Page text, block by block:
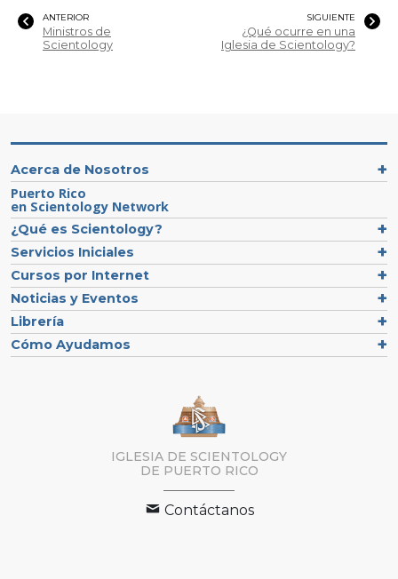
ANTERIOR
Ministros de
Scientology
SIGUIENTE
¿Qué ocurre en una
Iglesia de Scientology?
Acerca de Nosotros
Puerto Rico
en Scientology Network
¿Qué es Scientology?
Servicios Iniciales
Cursos por Internet
Noticias y Eventos
Librería
Cómo Ayudamos
IGLESIA DE SCIENTOLOGY
DE PUERTO RICO
Contáctanos